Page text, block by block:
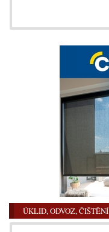
ÚKLID, ODVOZ, ČIŠTĚNÍ